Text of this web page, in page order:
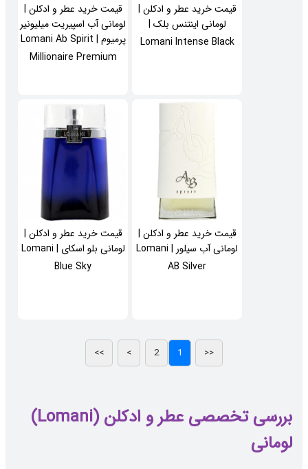
قیمت خرید عطر و ادکلن |
لومانی آب اسپیریت میلیونیر
پرمیوم | Lomani Ab Spirit
Millionaire Premium
قیمت خرید عطر و ادکلن |
لومانی اینتنس بلک |
Lomani Intense Black
قیمت خرید عطر و ادکلن |
لومانی بلو اسکای | Lomani
Blue Sky
قیمت خرید عطر و ادکلن |
لومانی آب سیلور | Lomani
AB Silver
بررسی تخصصی عطر و ادکلن (Lomani)
لومانی